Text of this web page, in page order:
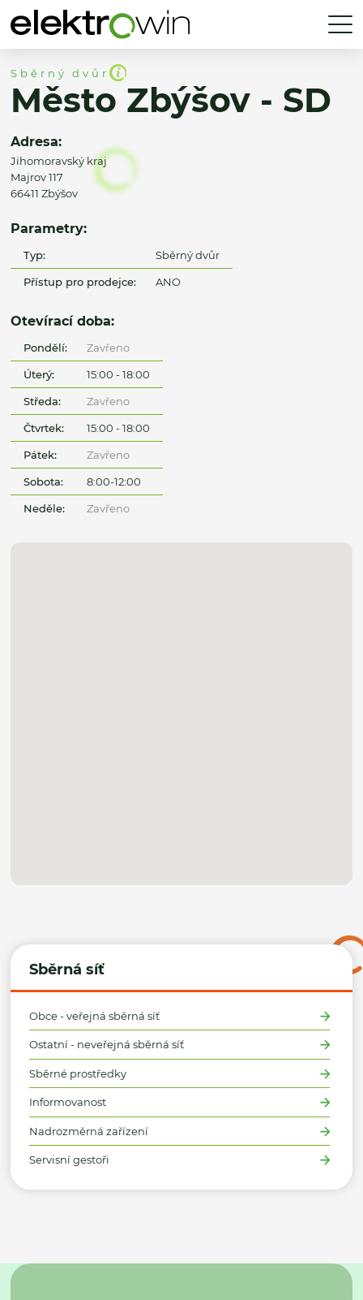
Sběrná síť
Obce - veřejná sběrná síť
Ostatní - neveřejná sběrná síť
Sběrné prostředky
Informovanost
Nadrozměrná zařízení
Servisní gestoři
Sběrný dvůr
Město Zbýšov - SD
Adresa:
Jihomoravský kraj
Majrov 117
66411 Zbýšov
Parametry:
Typ: Sběrný dvůr
Přístup pro prodejce: ANO
Otevírací doba:
Pondělí: Zavřeno
Úterý: 15:00 - 18:00
Středa: Zavřeno
Čtvrtek: 15:00 - 18:00
Pátek: Zavřeno
Sobota: 8:00-12:00
Neděle: Zavřeno